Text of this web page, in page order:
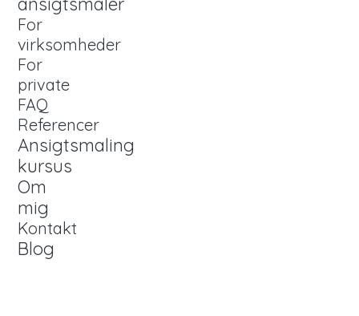
For
virksomheder
For
private
FAQ
Referencer
Ansigtsmaling
kursus
Om
mig
Kontakt
Blog